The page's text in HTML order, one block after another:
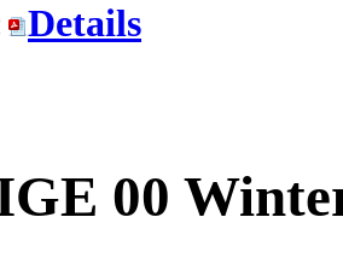
Details
00